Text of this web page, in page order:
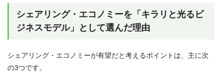
シェアリング・エコノミーを「キラリと光るビ
ジネスモデル」として選んだ理由
シェアリング・エコノミーが有望だと考えるポイントは、主に次
の3つです。